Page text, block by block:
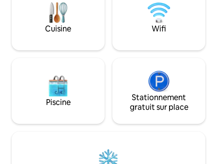
du 14e étage, où vous pourrez profiter
d'une vue imprenable et de couchers de
soleil à couper le souffle. Parking gratuit
dans le garage.
voyageurs
profiteront de
Il y a une
6 personnes sur
Cuisine Wifi
Piscine
Stationnement
gratuit sur place